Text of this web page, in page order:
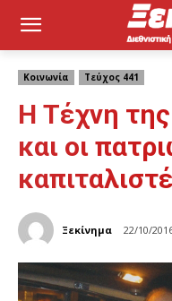
Κοινωνία Τεύχος 441
Η Τέχνη
και οι
Ξεκίνημα 22/10/